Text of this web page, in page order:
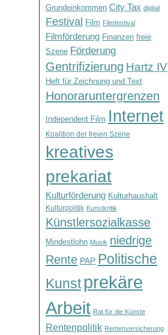
Grundeinkommen City Tax digital
Festival Film Filmfestival
Filmförderung Finanzen freie
Szene Förderung
Gentrifizierung Hartz IV
Heft für Zeichnung und Text
Honoraruntergrenzen
Independent Film Internet
Koalition der freien Szene
kreatives
prekariat
Kulturförderung Kulturhaushalt
Kulturpolitik Kunstkritik
Künstlersozialkasse
Mindestlohn Musik niedrige
Rente PAP Politische
Kunst prekäre
Arbeit Rat für die Künste
Rentenpolitik Rentenversicherung